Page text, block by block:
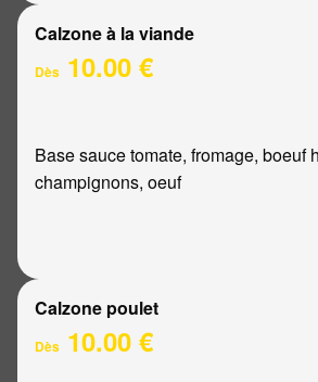
Calzone à la viande
Dès 10.00 €
Base sauce tomate, fromage, boeuf
champignons, oeuf
Calzone poulet
Dès 10.00 €